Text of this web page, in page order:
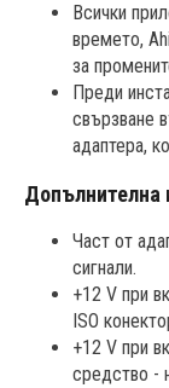
Всички
времето,
за
Преди
свързване
адаптера,
Допълнителна
Част от
сигнали.
+12 V при
ISO
+12 V при
средство -